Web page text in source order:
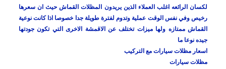
لكسان الرائعه اغلب العملاء الذين يريدون المظلات القماش حيث ان سعرها
رخيص وفي نفس الوقت عملية وتدوم لفترة طويلة جدا خصوصا اذا كانت نوعية
القماش ممتازه ولها ميزات تختلف عن الاقمشة الاخرى التي تكون جودتها
جيده نوعا ما
اسعار مظلات سيارات مع التركيب
مظلات سيارات